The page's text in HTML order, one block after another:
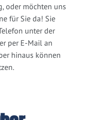
oder möchten uns
für Sie da! Sie
unter der
per E-Mail an
hinaus können